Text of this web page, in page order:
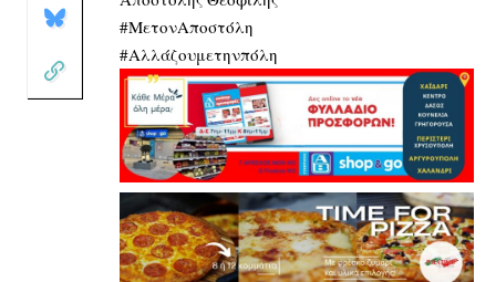
#ΜετονΑποστόλη
#Αλλάζουμετηνπόλη